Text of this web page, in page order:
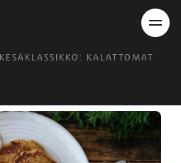
KESÄKLASSIKKO: KALATTOMAT